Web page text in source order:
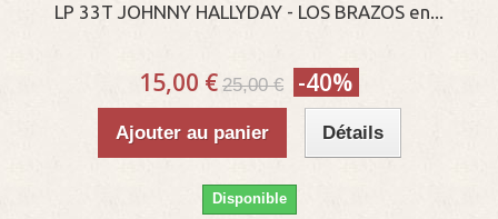
LP 33T JOHNNY HALLYDAY - LOS BRAZOS en...
15,00 € 25,00 € -40%
Ajouter au panier Détails
Disponible